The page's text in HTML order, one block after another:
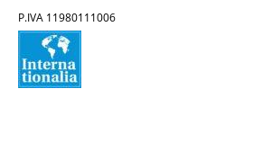
P.IVA 11980111006